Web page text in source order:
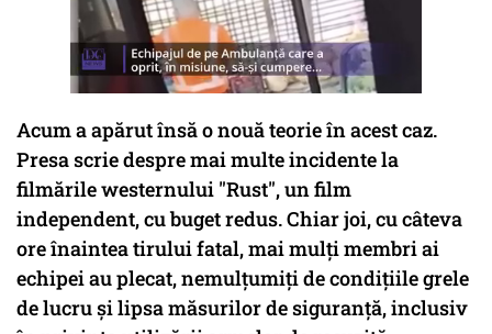
Acum a apărut însă o nouă teorie în acest caz.
Presa scrie despre mai multe incidente la
filmările westernului "Rust", un film
independent, cu buget redus. Chiar joi, cu câteva
ore înaintea tirului fatal, mai mulţi membri ai
echipei au plecat, nemulţumiţi de condiţiile grele
de lucru şi lipsa măsurilor de siguranţă, inclusiv